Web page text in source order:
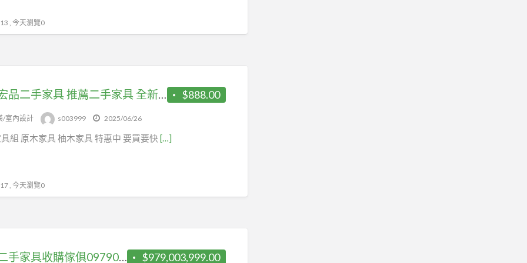
, 今天瀏覽0
$888.00
台中宏品二手家具 推薦二手家具 全新家具組
/室內設計 s003999 2025/06/26
組 原木家具 柚木家具 特惠中 要買要快[…]
, 今天瀏覽0
$979,003,999.00
台中二手家具收購傢俱0979003999 庫存家具買賣